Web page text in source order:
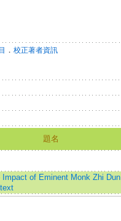
． 校正著者資訊
題名
of Eminent Monk Zhi